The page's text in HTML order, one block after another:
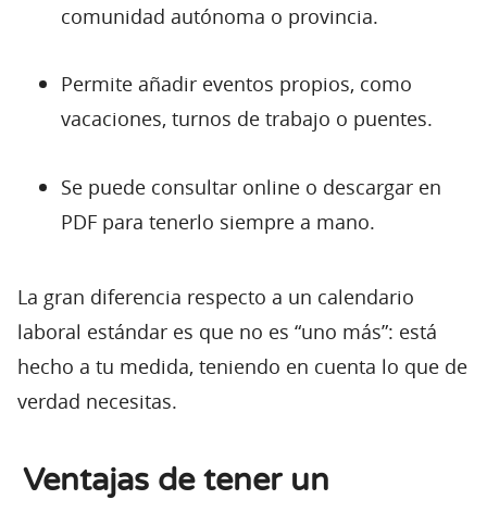
comunidad autónoma o provincia.
Permite añadir eventos propios, como
vacaciones, turnos de trabajo o puentes.
Se puede consultar online o descargar en
PDF para tenerlo siempre a mano.
La gran diferencia respecto a un calendario
laboral estándar es que no es “uno más”: está
hecho a tu medida, teniendo en cuenta lo que de
verdad necesitas.
Ventajas de tener un